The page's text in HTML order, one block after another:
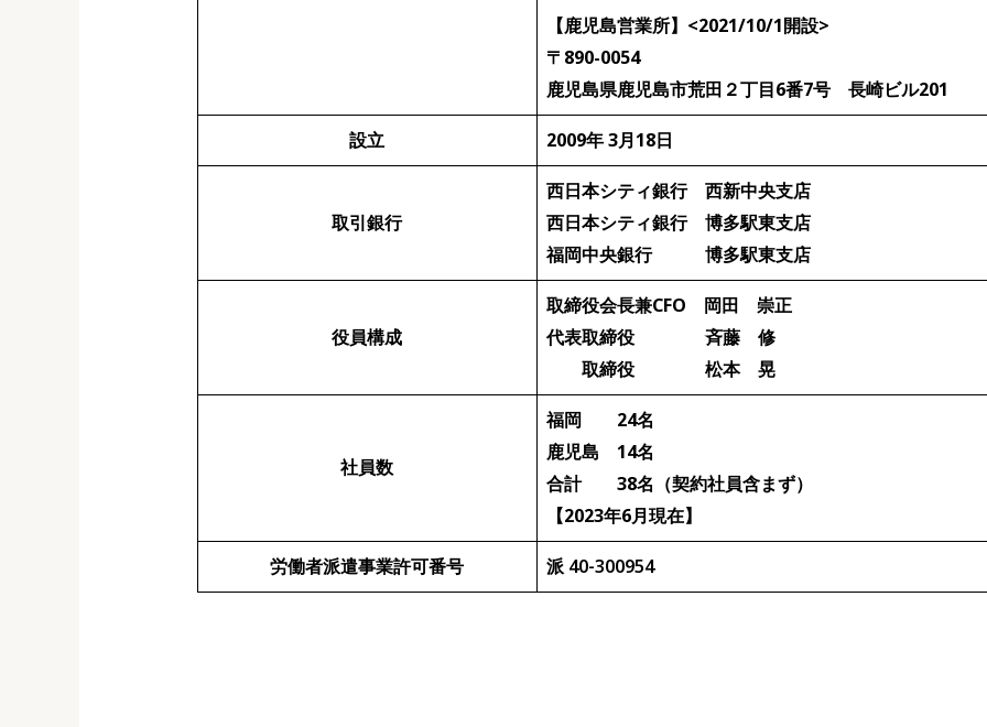
【鹿児島営業所】<2021/10/1開設>
〒890-0054
鹿児島県鹿児島市荒田２丁目6番7号 長崎ビル201
設立 2009年 3月18日
取引銀行
西日本シティ銀行 西新中央支店
西日本シティ銀行 博多駅東支店
福岡中央銀行 博多駅東支店
役員構成
取締役会長兼CFO 岡田 崇正
代表取締役 斉藤 修
取締役 松本 晃
社員数
福岡 24名
鹿児島 14名
合計 38名（契約社員含まず）
【2023年6月現在】
労働者派遣事業許可番号 派40-300954